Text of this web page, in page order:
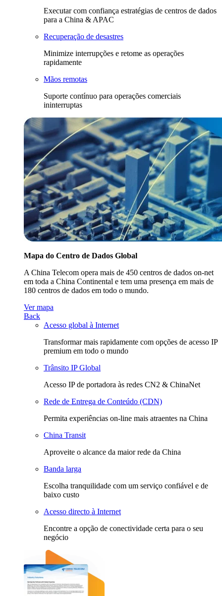
Executar com confiança estratégias de centros de dados
para a China & APAC
Recuperação de desastres
Minimize interrupções e retome as operações
rapidamente
Mãos remotas
Suporte contínuo para operações comerciais
ininterruptas
Mapa do Centro de Dados Global
A China Telecom opera mais de 450 centros de dados on-net
em toda a China Continental e tem uma presença em mais de
180 centros de dados em todo o mundo.
Ver mapa
Back
Acesso global à Internet
Transformar mais rapidamente com opções de acesso IP
premium em todo o mundo
Trânsito IP Global
Acesso IP de portadora às redes CN2 & ChinaNet
Rede de Entrega de Conteúdo (CDN)
Permita experiências on-line mais atraentes na China
China Transit
Aproveite o alcance da maior rede da China
Banda larga
Escolha tranquilidade com um serviço confiável e de
baixo custo
Acesso directo à Internet
Encontre a opção de conectividade certa para o seu
negócio